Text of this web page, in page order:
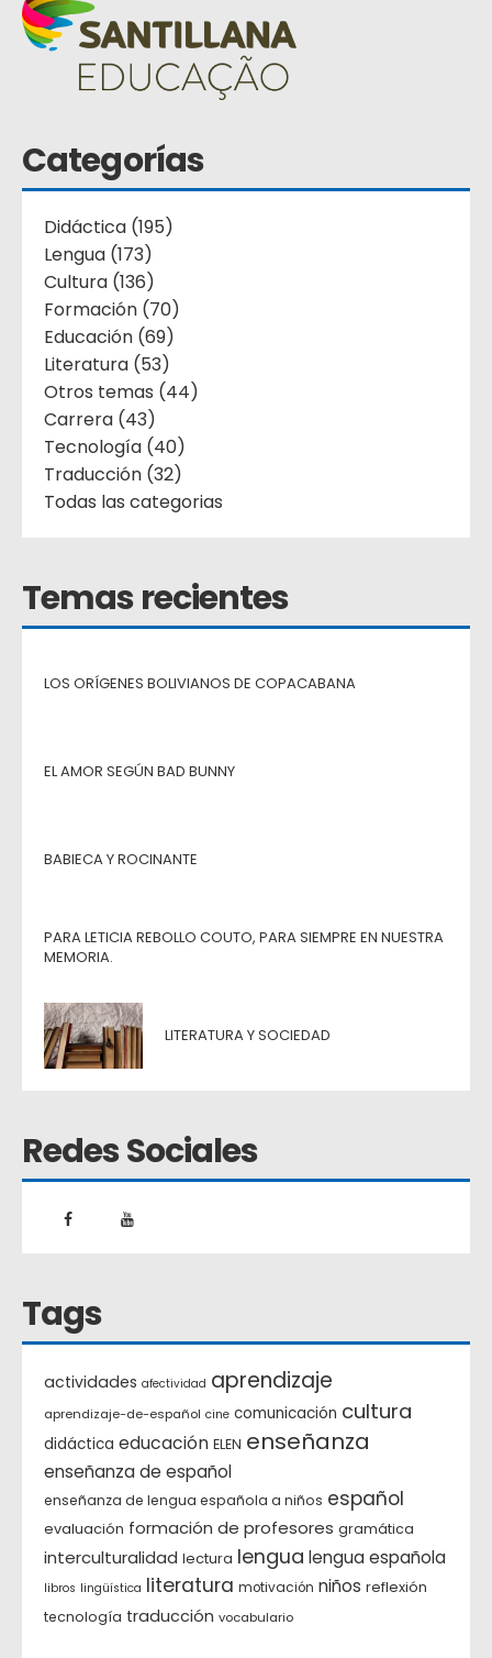
Categorías
Didáctica (195)
Lengua (173)
Cultura (136)
Formación (70)
Educación (69)
Literatura (53)
Otros temas (44)
Carrera (43)
Tecnología (40)
Traducción (32)
Todas las categorias
Temas recientes
LOS ORÍGENES BOLIVIANOS DE COPACABANA
EL AMOR SEGÚN BAD BUNNY
BABIECA Y ROCINANTE
PARA LETICIA REBOLLO COUTO, PARA SIEMPRE EN NUESTRA
MEMORIA.
LITERATURA Y SOCIEDAD
Redes Sociales
Tags
actividades afectividad aprendizaje
aprendizaje-de-español cine comunicación cultura
didáctica educación ELEN enseñanza
enseñanza de español
enseñanza de lengua española a niños español
evaluación formación de profesores gramática
interculturalidad lectura lengua lengua española
libros lingüística literatura motivación niños reflexión
tecnología traducción vocabulario